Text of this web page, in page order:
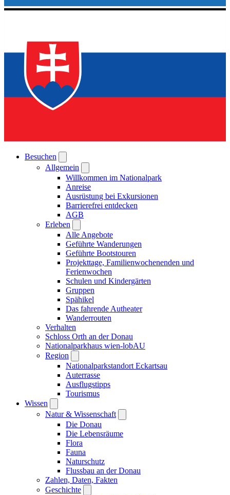
Besuchen
Allgemein
Willkommen im Nationalpark
Anreise
Ausrüstung bei Exkursionen
Barrierefrei entdecken
AGB
Erleben
Alle Angebote
Geführte Wanderungen
Geführte Bootstouren
Projekttage, Familienwochenenden und
Ferienwochen
Schulen und Kindergärten
Gruppen
Spähikel
Das fahrende Autheater
Wanderrouten
Verhalten
Schloss Orth an der Donau
Nationalparkhaus wien-lobAU
Region
Nationalparkstandort Eckartsau
Auterrasse
Ausflugstipps
Tourismus
Wissen
Natur & Wissenschaft
Die Donau
Die Lebensräume
Flora
Fauna
Naturschutz
Flussbau an der Donau
Zahlen, Daten, Fakten
Geschichte